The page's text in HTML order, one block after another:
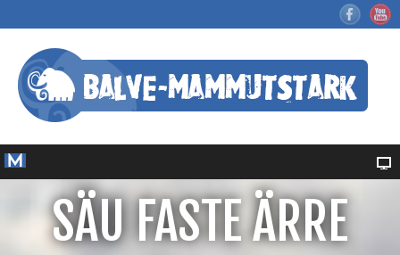
SÄU FASTE ÄRRE